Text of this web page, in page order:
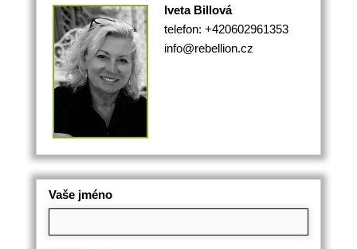
Iveta Billová
telefon: +420602961353
info@rebellion.cz
Vaše jméno